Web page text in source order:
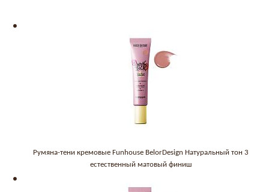
Румяна-тени кремовые Funhouse BelorDesign Натуральный тон 3
естественный матовый финиш